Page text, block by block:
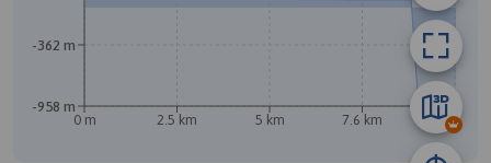
0 m 2.5 km 5 km 7.6 km 10 km
-958 m
-362 m